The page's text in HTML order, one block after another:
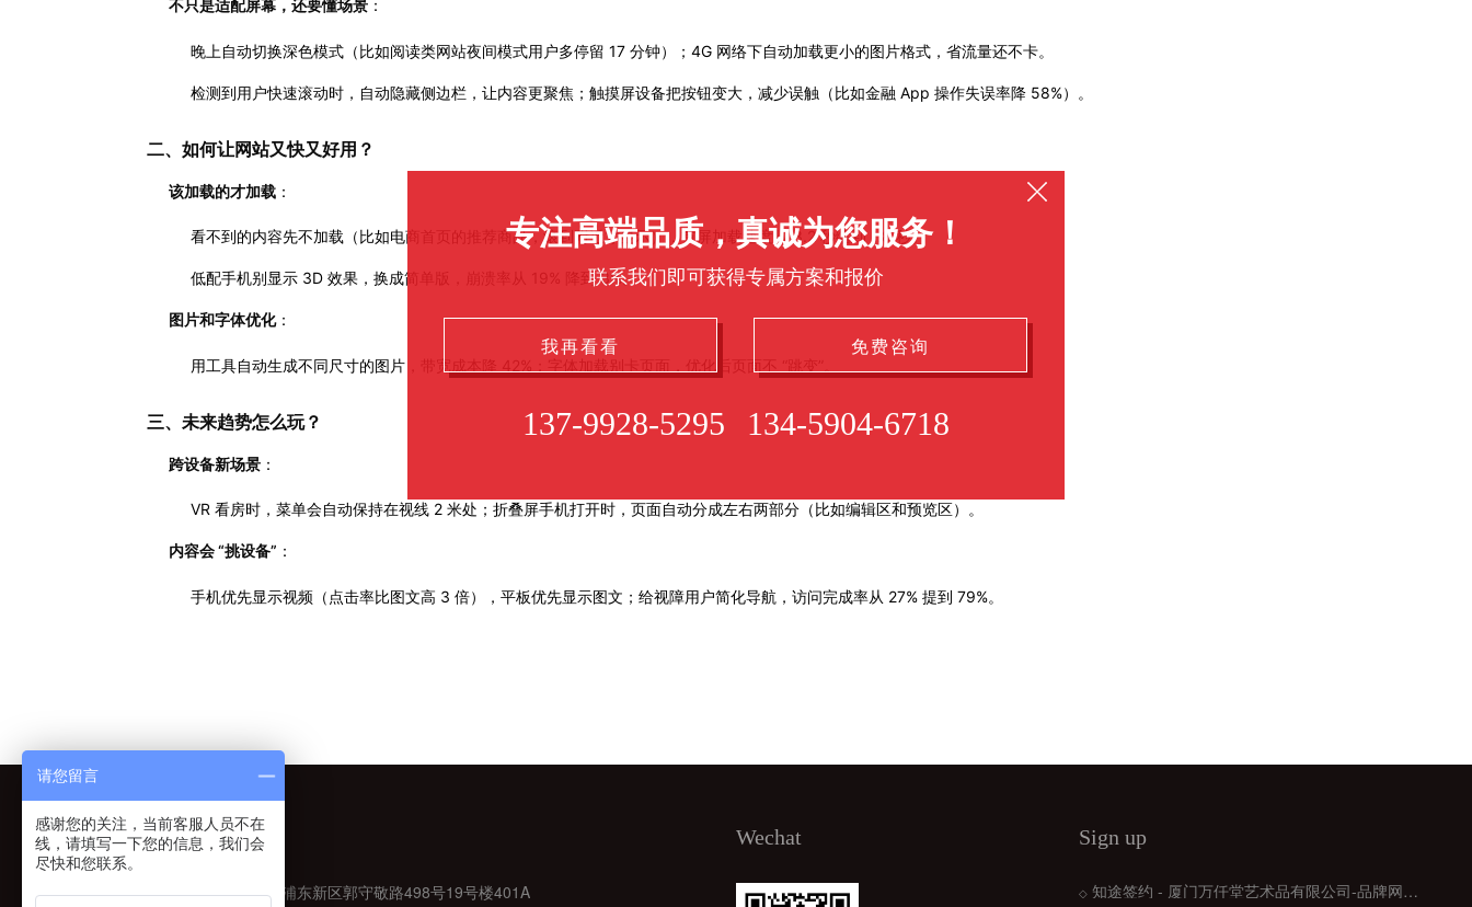
不只是适配屏幕，还要懂场景 ：
晚上自动切换深色模式（比如阅读类网站夜间模式用户多停留 17 分钟）；4G 网络下自动加载更小的图片格式，省流量还不卡。
检测到用户快速滚动时，自动隐藏侧边栏，让内容更聚焦；触摸屏设备把按钮变大，减少误触（比如金融 App 操作失误率降 58%）。
二、如何让网站又快又好用？
该加载的才加载 ：
看不到的内容先不加载（比如电商首页的推荐商品，滚到附近才显示），首屏加载速度从 3.2 秒缩到 1.8 秒。
低配手机别显示 3D 效果，换成简单版，崩溃率从 19% 降到 3%。
图片和字体优化：
用工具自动生成不同尺寸的图片，带宽成本降 42%；字体加载别卡页面，优化后页面不 “跳变”。
三、未来趋势怎么玩？
跨设备新场景 ：
VR 看房时，菜单会自动保持在视线 2 米处；折叠屏手机打开时，页面自动分成左右两部分（比如编辑区和预览区）。
内容会 “挑设备” ：
手机优先显示视频（点击率比图文高 3 倍），平板优先显示图文；给视障用户简化导航，访问完成率从 27% 提到 79%。
Shanghai 上海总部
ADD：上海市浦东新区郭守敬路498号19号楼401A
Wechat Sign up
◇知途签约 - 厦门万仟堂艺术品有限公司-品牌网站建设
专注高端品质，真诚为您服务！
联系我们即可获得专属方案和报价
我再看看 免费咨询
137-9928-5295 134-5904-6718
请您留言
感谢您的关注，当前客服人员不在
线，请填写一下您的信息，我们会
尽快和您联系。